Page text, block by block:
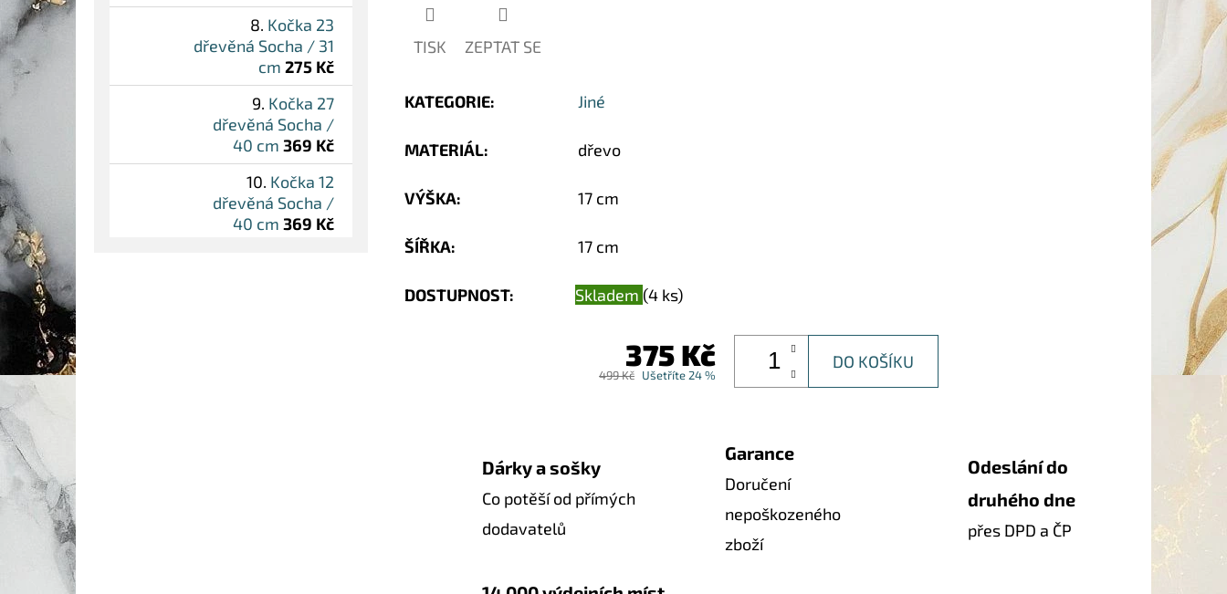
Kočka 23
dřevěná Socha / 31
cm 275 Kč
Kočka 27
dřevěná Socha /
40 cm 369 Kč
Kočka 12
dřevěná Socha /
40 cm 369 Kč
TISK ZEPTAT SE
KATEGORIE: Jiné
MATERIÁL: dřevo
VÝŠKA: 17 cm
ŠÍŘKA: 17 cm
DOSTUPNOST: Skladem (4 ks)
375 Kč
499 Kč Ušetříte 24 %
DO KOŠÍKU
Dárky a sošky
Co potěší od přímých
dodavatelů
Garance
Doručení
nepoškozeného
zboží
Odeslání do
druhého dne
přes DPD a ČP